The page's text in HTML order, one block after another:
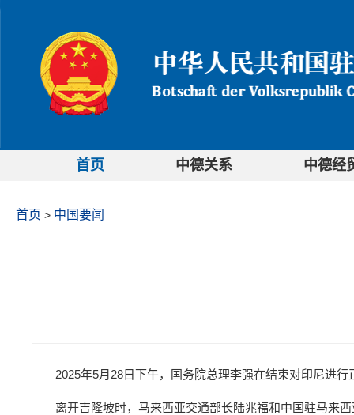
首页 中德关系 中德经
首页 > 中国要闻
2025年5月28日下午，国务院总理李强在结束对印尼进
离开吉隆坡时，马来西亚交通部长陆兆福和中国驻马来